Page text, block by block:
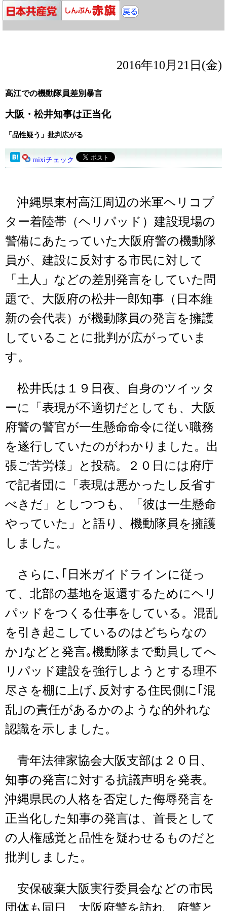
2016年10月21日(金)
高江での機動隊員差別暴言
大阪・松井知事は正当化
「品性疑う」批判広がる
mixiチェック
沖縄県東村高江周辺の米軍ヘリコプ
ター着陸帯（ヘリパッド）建設現場の
警備にあたっていた大阪府警の機動隊
員が、建設に反対する市民に対して
「土人」などの差別発言をしていた問
題で、大阪府の松井一郎知事（日本維
新の会代表）が機動隊員の発言を擁護
していることに批判が広がっていま
す。
松井氏は１９日夜、自身のツイッタ
ーに「表現が不適切だとしても、大阪
府警の警官が一生懸命命令に従い職務
を遂行していたのがわかりました。出
張ご苦労様」と投稿。２０日には府庁
で記者団に「表現は悪かったし反省す
べきだ」としつつも、「彼は一生懸命
やっていた」と語り、機動隊員を擁護
しました。
さらに､｢日米ガイドラインに従っ
て、北部の基地を返還するためにヘリ
パッドをつくる仕事をしている。混乱
を引き起こしているのはどちらなの
か｣などと発言｡機動隊まで動員してへ
リパッド建設を強行しようとする理不
尽さを棚に上げ､反対する住民側に｢混
乱｣の責任があるかのような的外れな
認識を示しました。
青年法律家協会大阪支部は２０日、
知事の発言に対する抗議声明を発表。
沖縄県民の人格を否定した侮辱発言を
正当化した知事の発言は、首長として
の人権感覚と品性を疑わせるものだと
批判しました。
安保破棄大阪実行委員会などの市民
団体も同日、大阪府警を訪れ、府警と